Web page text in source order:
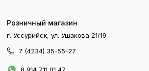
Розничный магазин
г. Уссурийск, ул. Ушакова 21/19
7 (4234) 35-55-27